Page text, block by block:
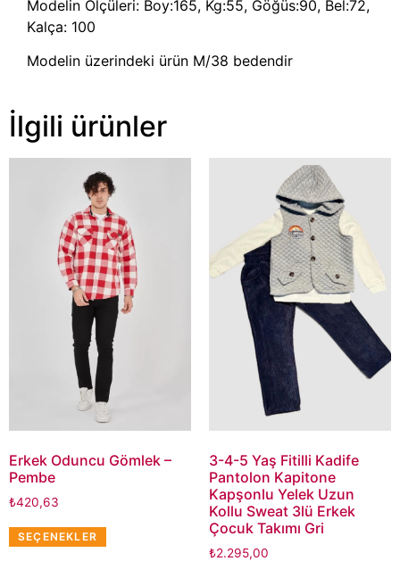
Modelin Ölçüleri: Boy:165, Kg:55, Göğüs:90, Bel:72,
Kalça: 100
Modelin üzerindeki ürün M/38 bedendir
İlgili ürünler
Erkek Oduncu Gömlek –
Pembe
₺420,63
SEÇENEKLER
3-4-5 Yaş Fitilli Kadife
Pantolon Kapitone
Kapşonlu Yelek Uzun
Kollu Sweat 3lü Erkek
Çocuk Takımı Gri
₺2.295,00